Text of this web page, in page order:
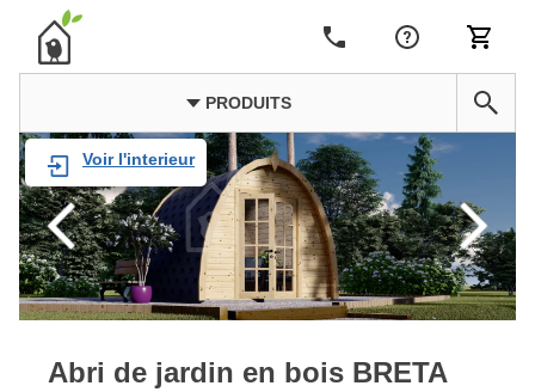
PRODUITS
Voir l'interieur
Abri de jardin en bois BRETA